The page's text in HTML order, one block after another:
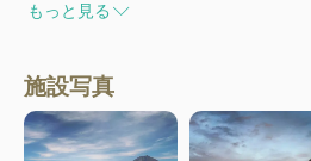
もっと見る
施設写真